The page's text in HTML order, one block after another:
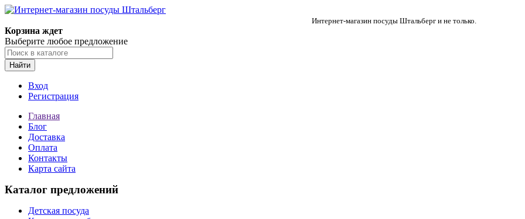
Интернет-магазин посуды Штальберг и не только.
Корзина ждет
Выберите любое предложение
Найти
Вход
Регистрация
Главная
Блог
Доставка
Оплата
Контакты
Карта сайта
Каталог предложений
Детская посуда